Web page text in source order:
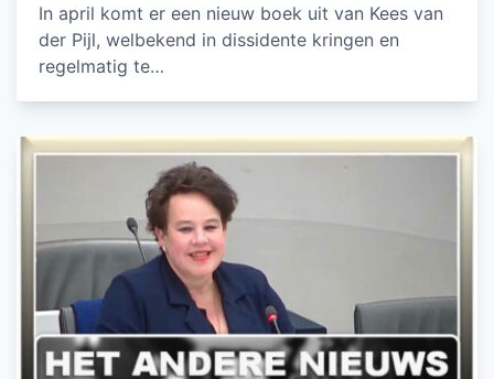
In april komt er een nieuw boek uit van Kees van
der Pijl, welbekend in dissidente kringen en
regelmatig te…